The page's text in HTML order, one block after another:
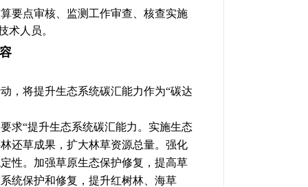
要点审核、监测工作审查、核查实施
术人员。
，将提升生态系统碳汇能力作为“碳达
求“提升生态系统碳汇能力。实施生态
还草成果，扩大林草资源总量。强化
性。加强草原生态保护修复，提高草
统保护和修复，提升红树林、海草